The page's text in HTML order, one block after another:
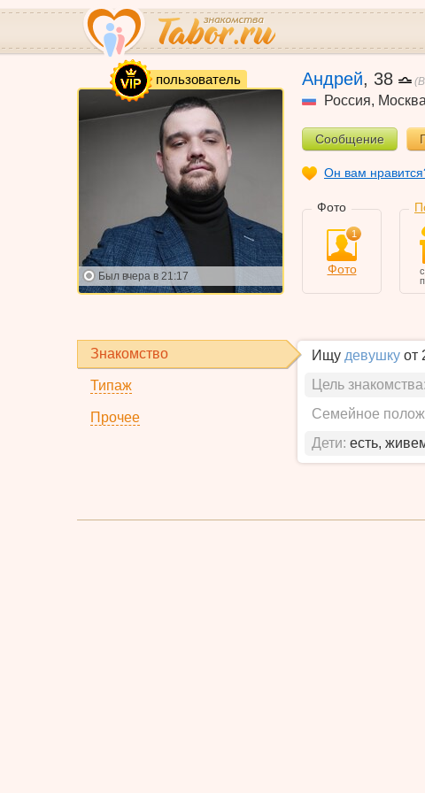
VIP
пользователь
Был вчера в 21:17
Андрей, 38
Россия, Москва
Сообщение
Он вам
Фото
1
Фото
Знакомство
Типаж
Прочее
Ищу девушку от
Цель знакомства:
Семейное
Дети: есть,